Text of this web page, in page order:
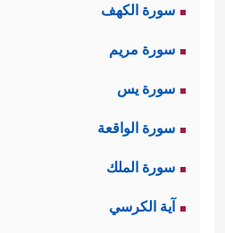
سورة الكهف
سورة مريم
سورة يس
سورة الواقعة
سورة الملك
آية الكرسي